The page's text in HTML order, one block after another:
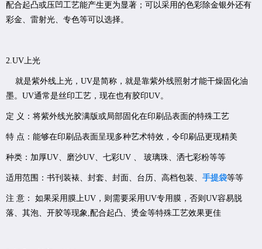
配合起凸或压凹工艺能产生更为显著；可以采用的色彩除金银外还有
彩金、雷射光、专色等可以选择。
2.UV上光
就是紫外线上光，UV是简称，就是靠紫外线照射才能干燥固化油
墨。UV通常是丝印工艺，现在也有胶印UV。
定 义：将紫外线光胶满版或局部固化在印刷品表面的特殊工艺
特 点：能够在印刷品表面呈现多种艺术特效，令印刷品更现精美
种类：加厚UV、磨沙UV、七彩UV 、 玻璃珠、洒七彩粉等等
适用范围：书刊装裱、封套、封面、台历、高档包装、 手提袋等等
注 意： 如果采用膜上UV，则需要采用UV专用膜，否则UV容易脱
落、其泡、开胶等现象,配合起凸、烫金等特殊工艺效果更佳